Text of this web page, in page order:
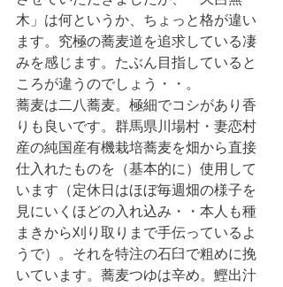
木」は何というか、ちょっと格が違い
ます。究極の蕎麦道を追求している凄
みを感じます。たぶん目指していると
ころが違うのでしょう・・。
蕎麦は二八蕎麦。極細でコシがあり香
りも良いです。群馬県川場村・妻恋村
産の純国産有機栽培蕎麦を畑から直接
仕入れたものを（基本的に）使用して
います（定休日はほぼ毎週畑の様子を
見にいくほどの入れ込み・・本人も種
まきから刈り取りまで手伝っているよ
うで）。それを特注の石臼で粗めに挽
いています。蕎麦つゆは辛め。鰹出汁